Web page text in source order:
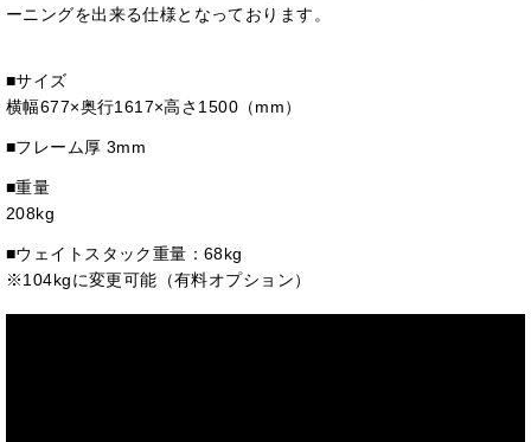
ーニングを出来る仕様となっております。
■サイズ
横幅677×奥行1617×高さ1500（mm）
■フレーム厚 3mm
■重量
208kg
■ウェイトスタック重量：68kg
※104kgに変更可能（有料オプション）